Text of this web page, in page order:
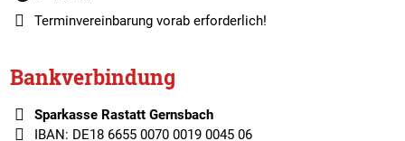
Terminvereinbarungvorab erforderlich!
Bankverbindung
Sparkasse Rastatt Gernsbach
IBAN: DE18 6655 0070 0019 0045 06